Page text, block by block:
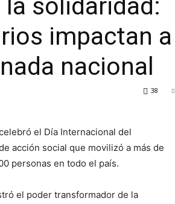
solidaridad:
impactan a
nacional
38
el Día Internacional del
acción social que movilizó a más de
personas en todo el país.
el poder transformador de la